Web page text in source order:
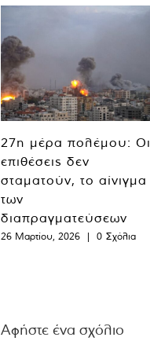
27η μέρα πολέμου: Οι
επιθέσεις δεν
σταματούν, το αίνιγμα
των
διαπραγματεύσεων
26 Μαρτίου, 2026 | 0 Σχόλια
Αφήστε ένα σχόλιο